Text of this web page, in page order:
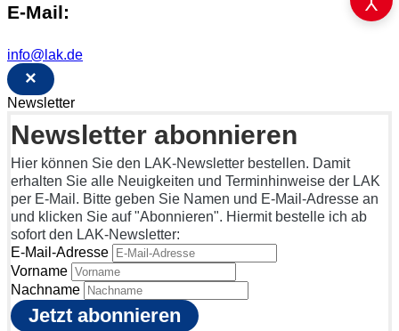
E-Mail:
info@lak.de
×
Newsletter
Newsletter abonnieren
Hier können Sie den LAK-Newsletter bestellen. Damit
erhalten Sie alle Neuigkeiten und Terminhinweise der LAK
per E-Mail. Bitte geben Sie Namen und E-Mail-Adresse an
und klicken Sie auf "Abonnieren". Hiermit bestelle ich ab
sofort den LAK-Newsletter:
E-Mail-Adresse
Vorname
Nachname